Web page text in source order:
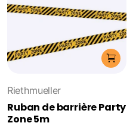
Riethmueller
Ruban de barrière Party
Zone 5m